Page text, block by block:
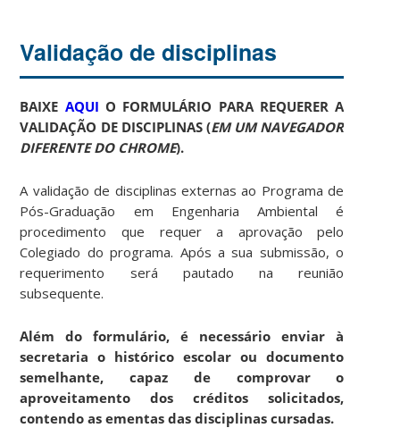
Validação de disciplinas
BAIXE AQUI O FORMULÁRIO PARA REQUERER A
VALIDAÇÃO DE DISCIPLINAS (EM UM NAVEGADOR
DIFERENTE DO CHROME).
A validação de disciplinas externas ao Programa de
Pós-Graduação em Engenharia Ambiental é
procedimento que requer a aprovação pelo
Colegiado do programa. Após a sua submissão, o
requerimento será pautado na reunião
subsequente.
Além do formulário, é necessário enviar à
secretaria o histórico escolar ou documento
semelhante, capaz de comprovar o
aproveitamento dos créditos solicitados,
contendo as ementas das disciplinas cursadas.